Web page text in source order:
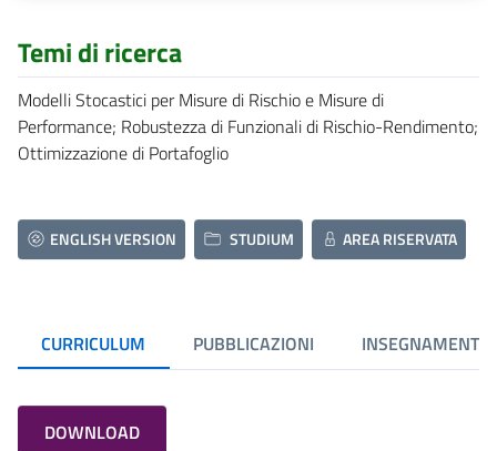
Temi di ricerca
Modelli Stocastici per Misure di Rischio e Misure di
Performance; Robustezza di Funzionali di Rischio-Rendimento;
Ottimizzazione di Portafoglio
ENGLISH VERSION STUDIUM AREA RISERVATA
CURRICULUM PUBBLICAZIONI INSEGNAMENTI
DOWNLOAD